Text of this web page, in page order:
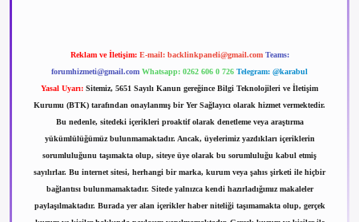
Reklam ve İletişim: E-mail: backlinkpaneli@gmail.com Teams:
forumhizmeti@gmail.com Whatsapp: 0262 606 0 726 Telegram: @karabul
Yasal Uyarı: Sitemiz, 5651 Sayılı Kanun gereğince Bilgi Teknolojileri ve İletişim
Kurumu (BTK) tarafından onaylanmış bir Yer Sağlayıcı olarak hizmet vermektedir.
Bu nedenle, sitedeki içerikleri proaktif olarak denetleme veya araştırma
yükümlülüğümüz bulunmamaktadır. Ancak, üyelerimiz yazdıkları içeriklerin
sorumluluğunu taşımakta olup, siteye üye olarak bu sorumluluğu kabul etmiş
sayılırlar. Bu internet sitesi, herhangi bir marka, kurum veya şahıs şirketi ile hiçbir
bağlantısı bulunmamaktadır. Sitede yalnızca kendi hazırladığımız makaleler
paylaşılmaktadır. Burada yer alan içerikler haber niteliği taşımamakta olup, gerçek